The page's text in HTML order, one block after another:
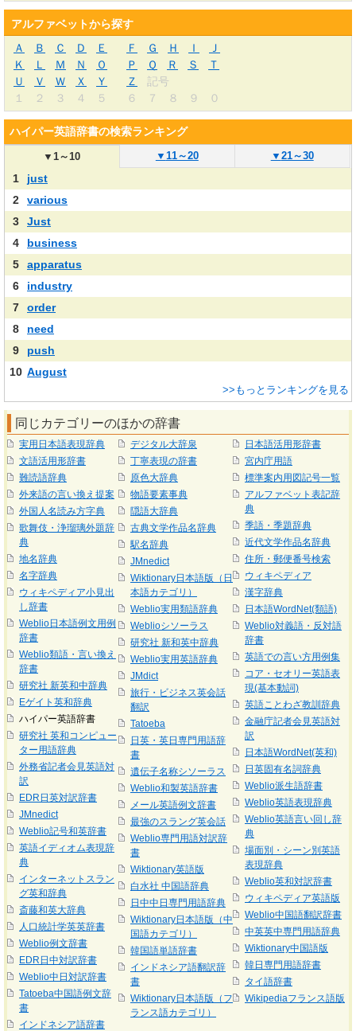
アルファベットから探す
Ａ
Ｂ Ｃ Ｄ Ｅ Ｆ Ｇ Ｈ Ｉ
Ｊ
Ｋ
Ｌ Ｍ Ｎ Ｏ Ｐ Ｑ Ｒ Ｓ
Ｔ
Ｕ
Ｖ Ｗ Ｘ Ｙ Ｚ
記号
１
２ ３ ４ ５ ６ ７ ８ ９ ０
ハイパー英語辞書の検索ランキング
▼1～10 ▼ 11～20 ▼ 21～30
1
just
2
various
3
Just
4
business
5
apparatus
6
industry
7
order
8
need
9
push
10 August
>>もっとランキングを見る
同じカテゴリーのほかの辞書
実用日本語表現辞典
文語活用形辞書
難読語辞典
外来語の言い換え提案
外国人名読み方字典
歌舞伎・浄瑠璃外題辞
典
地名辞典
名字辞典
ウィキペディア小見出
し辞書
Weblio日本語例文用例
辞書
Weblio類語・言い換え
辞書
研究社 新英和中辞典
Eゲイト英和辞典
ハイパー英語辞書
研究社 英和コンピュー
ター用語辞典
外務省記者会見英語対
訳
EDR日英対訳辞書
JMnedict
Weblio記号和英辞書
英語イディオム表現辞
典
インターネットスラン
グ英和辞典
斎藤和英大辞典
人口統計学英英辞書
Weblio例文辞書
EDR日中対訳辞書
Weblio中日対訳辞書
Tatoeba中国語例文辞
書
インドネシア語辞書
デジタル大辞泉
丁寧表現の辞書
原色大辞典
物語要素事典
隠語大辞典
古典文学作品名辞典
駅名辞典
JMnedict
Wiktionary日本語版（日
本語カテゴリ）
Weblio実用類語辞典
Weblioシソーラス
研究社 新和英中辞典
Weblio実用英語辞典
JMdict
旅行・ビジネス英会話
翻訳
Tatoeba
日英・英日専門用語辞
書
遺伝子名称シソーラス
Weblio和製英語辞書
メール英語例文辞書
最強のスラング英会話
Weblio専門用語対訳辞
書
Wiktionary英語版
白水社 中国語辞典
日中中日専門用語辞典
Wiktionary日本語版（中
国語カテゴリ）
韓国語単語辞書
インドネシア語翻訳辞
書
Wiktionary日本語版（フ
ランス語カテゴリ）
日本語活用形辞書
宮内庁用語
標準案内用図記号一覧
アルファベット表記辞
典
季語・季題辞典
近代文学作品名辞典
住所・郵便番号検索
ウィキペディア
漢字辞典
日本語WordNet(類語)
Weblio対義語・反対語
辞書
英語での言い方用例集
コア・セオリー英語表
現(基本動詞)
英語ことわざ教訓辞典
金融庁記者会見英語対
訳
日本語WordNet(英和)
日英固有名詞辞典
Weblio派生語辞書
Weblio英語表現辞典
Weblio英語言い回し辞
典
場面別・シーン別英語
表現辞典
Weblio英和対訳辞書
ウィキペディア英語版
Weblio中国語翻訳辞書
中英英中専門用語辞典
Wiktionary中国語版
韓日専門用語辞書
タイ語辞書
Wikipediaフランス語版